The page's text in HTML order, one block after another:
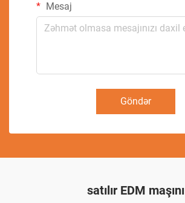
Mesaj
Göndər
satılır EDM maşını